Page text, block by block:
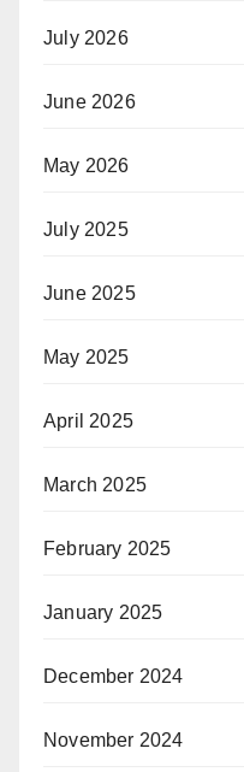
July 2026
June 2026
May 2026
July 2025
June 2025
May 2025
April 2025
March 2025
February 2025
January 2025
December 2024
November 2024